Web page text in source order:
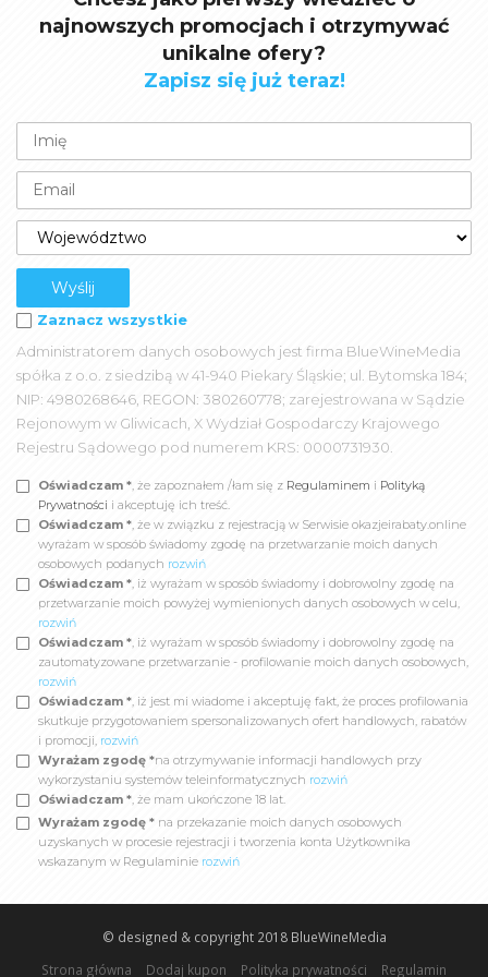
najnowszych promocjach i otrzymywać
unikalne ofery?
Zapisz się już teraz!
Zaznacz wszystkie
Administratorem danych osobowych jest firma BlueWineMedia
spółka z o.o. z siedzibą w 41-940 Piekary Śląskie; ul. Bytomska 184;
NIP: 4980268646, REGON: 380260778; zarejestrowana w Sądzie
Rejonowym w Gliwicach, X Wydział Gospodarczy Krajowego
Rejestru Sądowego pod numerem KRS: 0000731930.
Oświadczam *, że zapoznałem /łam się z Regulaminem i Polityką
Prywatności i akceptuję ich treść.
Oświadczam *, że w związku z rejestracją w Serwisie okazjeirabaty.online
wyrażam w sposób świadomy zgodę na przetwarzanie moich danych
osobowych podanych rozwiń
Oświadczam *, iż wyrażam w sposób świadomy i dobrowolny zgodę na
przetwarzanie moich powyżej wymienionych danych osobowych w celu,
rozwiń
Oświadczam *, iż wyrażam w sposób świadomy i dobrowolny zgodę na
zautomatyzowane przetwarzanie - profilowanie moich danych osobowych,
rozwiń
Oświadczam *, iż jest mi wiadome i akceptuję fakt, że proces profilowania
skutkuje przygotowaniem spersonalizowanych ofert handlowych, rabatów
i promocji, rozwiń
Wyrażam zgodę *na otrzymywanie informacji handlowych przy
wykorzystaniu systemów teleinformatycznych rozwiń
Oświadczam *, że mam ukończone 18 lat.
Wyrażam zgodę * na przekazanie moich danych osobowych
uzyskanych w procesie rejestracji i tworzenia konta Użytkownika
wskazanym w Regulaminie rozwiń
© designed & copyright 2018 BlueWineMedia
Strona główna
Dodaj kupon Polityka prywatności Regulamin